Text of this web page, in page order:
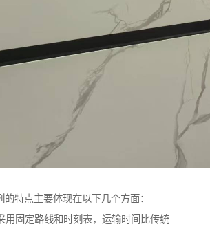
特点主要体现在以下几个方面：
用固定路线和时刻表，运输时间比传统